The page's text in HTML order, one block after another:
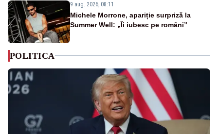
9 aug. 2026, 08:11
Michele Morrone, apariție surpriză la
Summer Well: „Îi iubesc pe români”
POLITICA